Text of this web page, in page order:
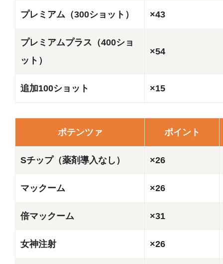
プレミアム（300ショット） ×43
プレミアムプラス（400ショ
ット）
×54
追加100ショット ×15
ポテンツァ ポイント
Sチップ（薬剤導入なし） ×26
マックーム ×26
倍マックーム ×31
女神注射 ×26